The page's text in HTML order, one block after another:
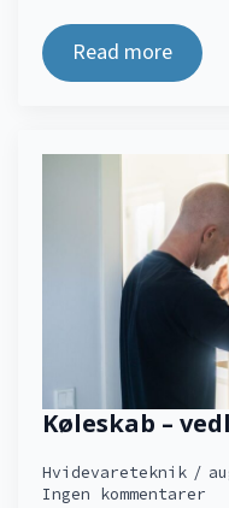
Read more
Køleskab –
Hvidevareteknik
Ingen kommentarer